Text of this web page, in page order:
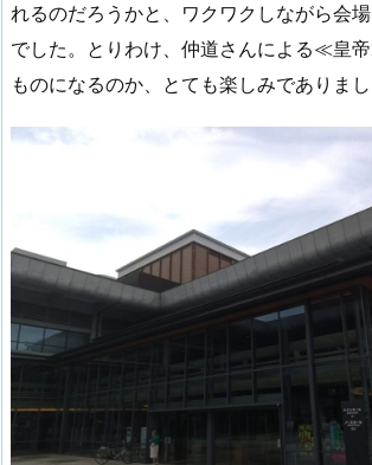
れるのだろうかと、ワクワクしながら会
でした。とりわけ、仲道さんによる≪皇
ものになるのか、とても楽しみでありまし